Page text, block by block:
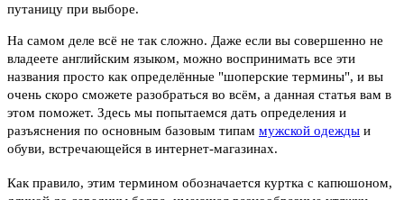
путаницу при выборе.
На самом деле всё не так сложно. Даже если вы совершенно не
владеете английским языком, можно воспринимать все эти
названия просто как определённые "шоперские термины", и вы
очень скоро сможете разобраться во всём, а данная статья вам в
этом поможет. Здесь мы попытаемся дать определения и
разъяснения по основным базовым типам мужской одежды и
обуви, встречающейся в интернет-магазинах.
Как правило, этим термином обозначается куртка с капюшоном,